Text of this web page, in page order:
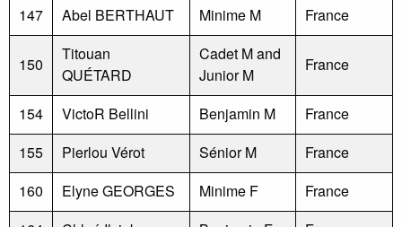
147
Abel BERTHAUT Minime M France
150
Titouan
QUÉTARD
Cadet M and
Junior M
France
154 VictoR Bellini Benjamin M
France
155
Pierlou Vérot Sénior M
France
160
Elyne GEORGES Minime F
France